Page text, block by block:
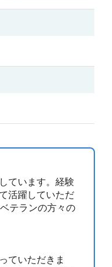
ています。経験
活躍していただ
テランの方々の
ていただきま